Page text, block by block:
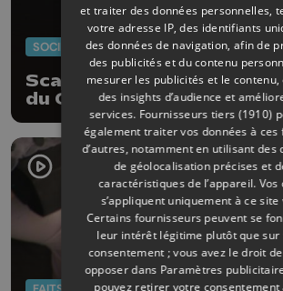
SOCIÉTÉ
Scandale militaire au
du Génie d'Amay
et traiter des données personnelles,
votre adresse IP, des identifiants
des données de navigation, afin de
des publicités et du contenu
mesurer les publicités et le
des insights d’audience et
services. Fournisseurs tiers (1910)
également traiter vos données à ces
d’autres, notamment en utilisant des
de géolocalisation précises et
caractéristiques de l’appareil. Vos
s’appliquent uniquement à ce site
Certains fournisseurs peuvent se
leur intérêt légitime plutôt que sur
consentement ; vous avez le droit
opposer dans Paramètres
pouvez retirer votre consentement